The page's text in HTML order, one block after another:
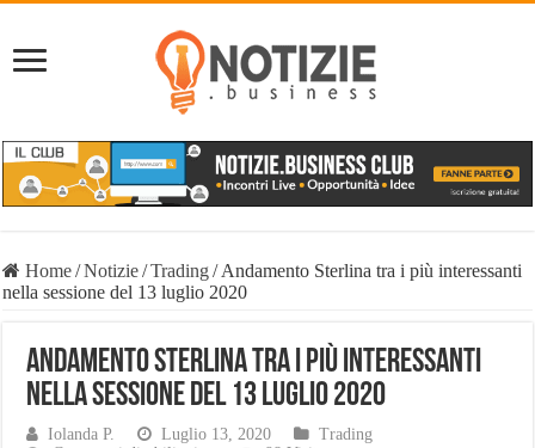
Home/Notizie/Trading/ Andamento Sterlina tra i più interessanti
nella sessione del 13 luglio 2020
Andamento Sterlina tra i più interessanti
nella sessione del 13 luglio 2020
Iolanda P. Luglio 13, 2020
Trading